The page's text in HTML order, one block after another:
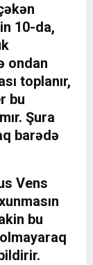
10-da,
ondan
toplanır,
bu
Şura
barədə
Vens
bu